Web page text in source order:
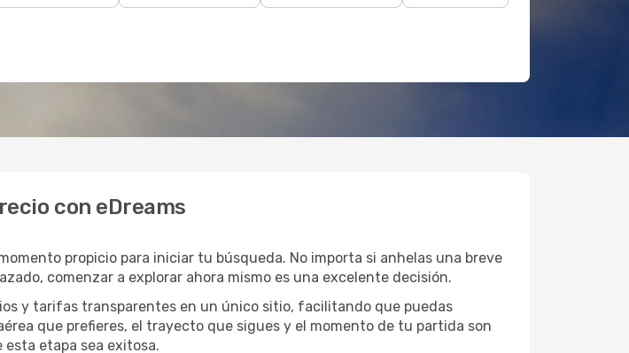
con eDreams
propicio para iniciar tu búsqueda. No importa si anhelas una breve
comenzar a explorar ahora mismo es una excelente decisión.
y tarifas transparentes en un único sitio, facilitando que puedas
que prefieres, el trayecto que sigues y el momento de tu partida son
etapa sea exitosa.